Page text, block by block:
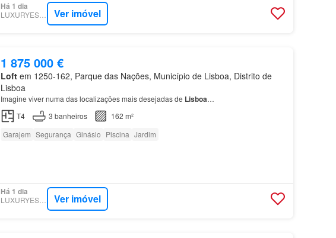
Há 1 dia
LUXURYESTATE Ver imóvel
1 875 000 €
Loftem 1250-162, Parque das Nações, Município de Lisboa, Distrito de
Lisboa
Imagine viver numa das localizações mais desejadas de Lisboa…
T4
3 banheiros
162 m²
Garajem Segurança Ginásio Piscina Jardim
Há 1 dia
LUXURYESTATE Ver imóvel